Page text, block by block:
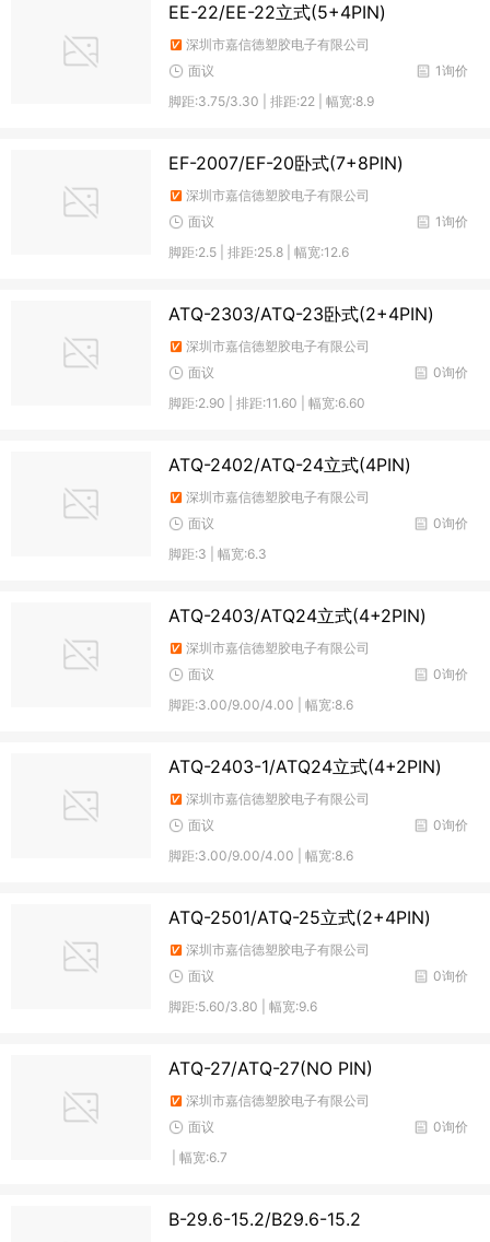
EE-22/EE-22立式(5+4PIN)
深圳市嘉信德塑胶电子有限公司
1询价
面议
脚距:3.75/3.30 | 排距:22 | 幅宽:8.9
EF-2007/EF-20卧式(7+8PIN)
深圳市嘉信德塑胶电子有限公司
1询价
面议
脚距:2.5 | 排距:25.8 | 幅宽:12.6
ATQ-2303/ATQ-23卧式(2+4PIN)
深圳市嘉信德塑胶电子有限公司
0询价
面议
脚距:2.90 | 排距:11.60 | 幅宽:6.60
ATQ-2402/ATQ-24立式(4PIN)
深圳市嘉信德塑胶电子有限公司
0询价
面议
脚距:3 | 幅宽:6.3
ATQ-2403/ATQ24立式(4+2PIN)
深圳市嘉信德塑胶电子有限公司
0询价
面议
脚距:3.00/9.00/4.00 | 幅宽:8.6
ATQ-2403-1/ATQ24立式(4+2PIN)
深圳市嘉信德塑胶电子有限公司
0询价
面议
脚距:3.00/9.00/4.00 | 幅宽:8.6
ATQ-2501/ATQ-25立式(2+4PIN)
深圳市嘉信德塑胶电子有限公司
0询价
面议
脚距:5.60/3.80 | 幅宽:9.6
ATQ-27/ATQ-27(NO PIN)
深圳市嘉信德塑胶电子有限公司
0询价
面议
| 幅宽:6.7
B-29.6-15.2/B29.6-15.2